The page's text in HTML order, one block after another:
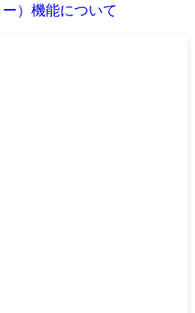
）機能について